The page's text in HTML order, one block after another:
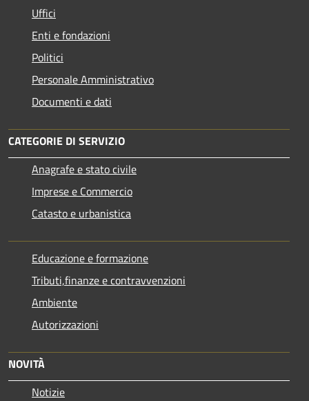
Uffici
Enti e fondazioni
Politici
Personale Amministrativo
Documenti e dati
CATEGORIE DI SERVIZIO
Anagrafe e stato civile
Imprese e Commercio
Catasto e urbanistica
Educazione e formazione
Tributi,finanze e contravvenzioni
Ambiente
Autorizzazioni
NOVITÀ
Notizie